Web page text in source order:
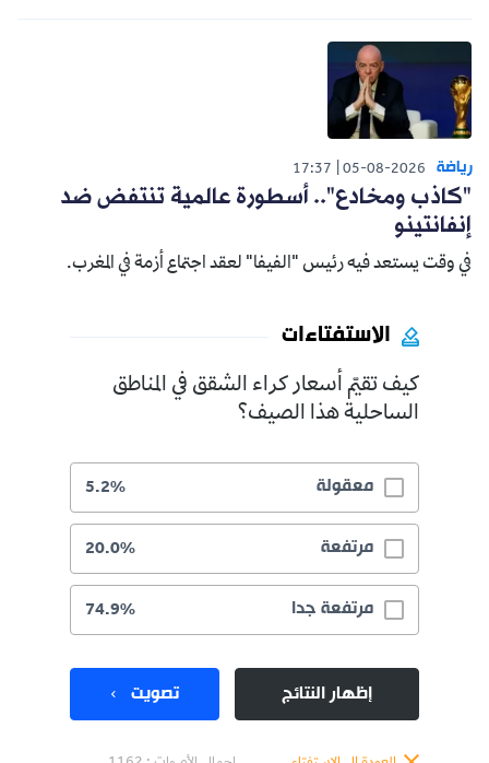
رياضة 05-08-2026
17:37
"كاذب ومخادع".. أسطورة عالمية تنتفض ضد
إنفانتينو
في وقت يستعد فيه رئيس "الفيفا" لعقد اجتماع أزمة في المغرب.
الاستفتاءات
كيف تقيّم أسعار كراء الشقق في المناطق
الساحلية هذا الصيف؟
معقولة 5.2%
مرتفعة 20.0%
مرتفعة جدا 74.9%
إظهار النتائج تصويت